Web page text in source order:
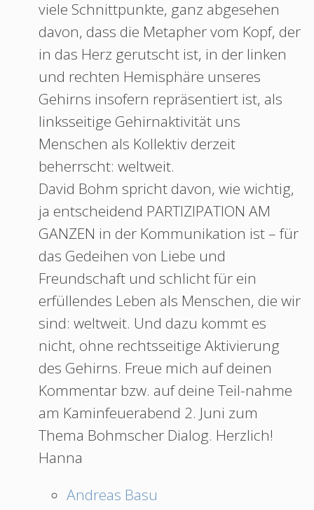
viele Schnittpunkte, ganz abgesehen
davon, dass die Metapher vom Kopf, der
in das Herz gerutscht ist, in der linken
und rechten Hemisphäre unseres
Gehirns insofern repräsentiert ist, als
linksseitige Gehirnaktivität uns
Menschen als Kollektiv derzeit
beherrscht: weltweit.
David Bohm spricht davon, wie wichtig,
ja entscheidend PARTIZIPATION AM
GANZEN in der Kommunikation ist – für
das Gedeihen von Liebe und
Freundschaft und schlicht für ein
erfüllendes Leben als Menschen, die wir
sind: weltweit. Und dazu kommt es
nicht, ohne rechtsseitige Aktivierung
des Gehirns. Freue mich auf deinen
Kommentar bzw. auf deine Teil-nahme
am Kaminfeuerabend 2. Juni zum
Thema Bohmscher Dialog. Herzlich!
Hanna
Andreas Basu